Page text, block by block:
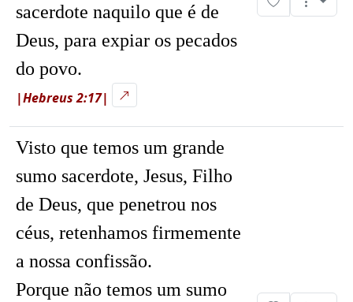
sacerdote naquilo que é de
Deus, para expiar os pecados
do povo.
|Hebreus 2:17|
Visto que temos um grande
sumo sacerdote, Jesus, Filho
de Deus, que penetrou nos
céus, retenhamos firmemente
a nossa confissão.
Porque não temos um sumo